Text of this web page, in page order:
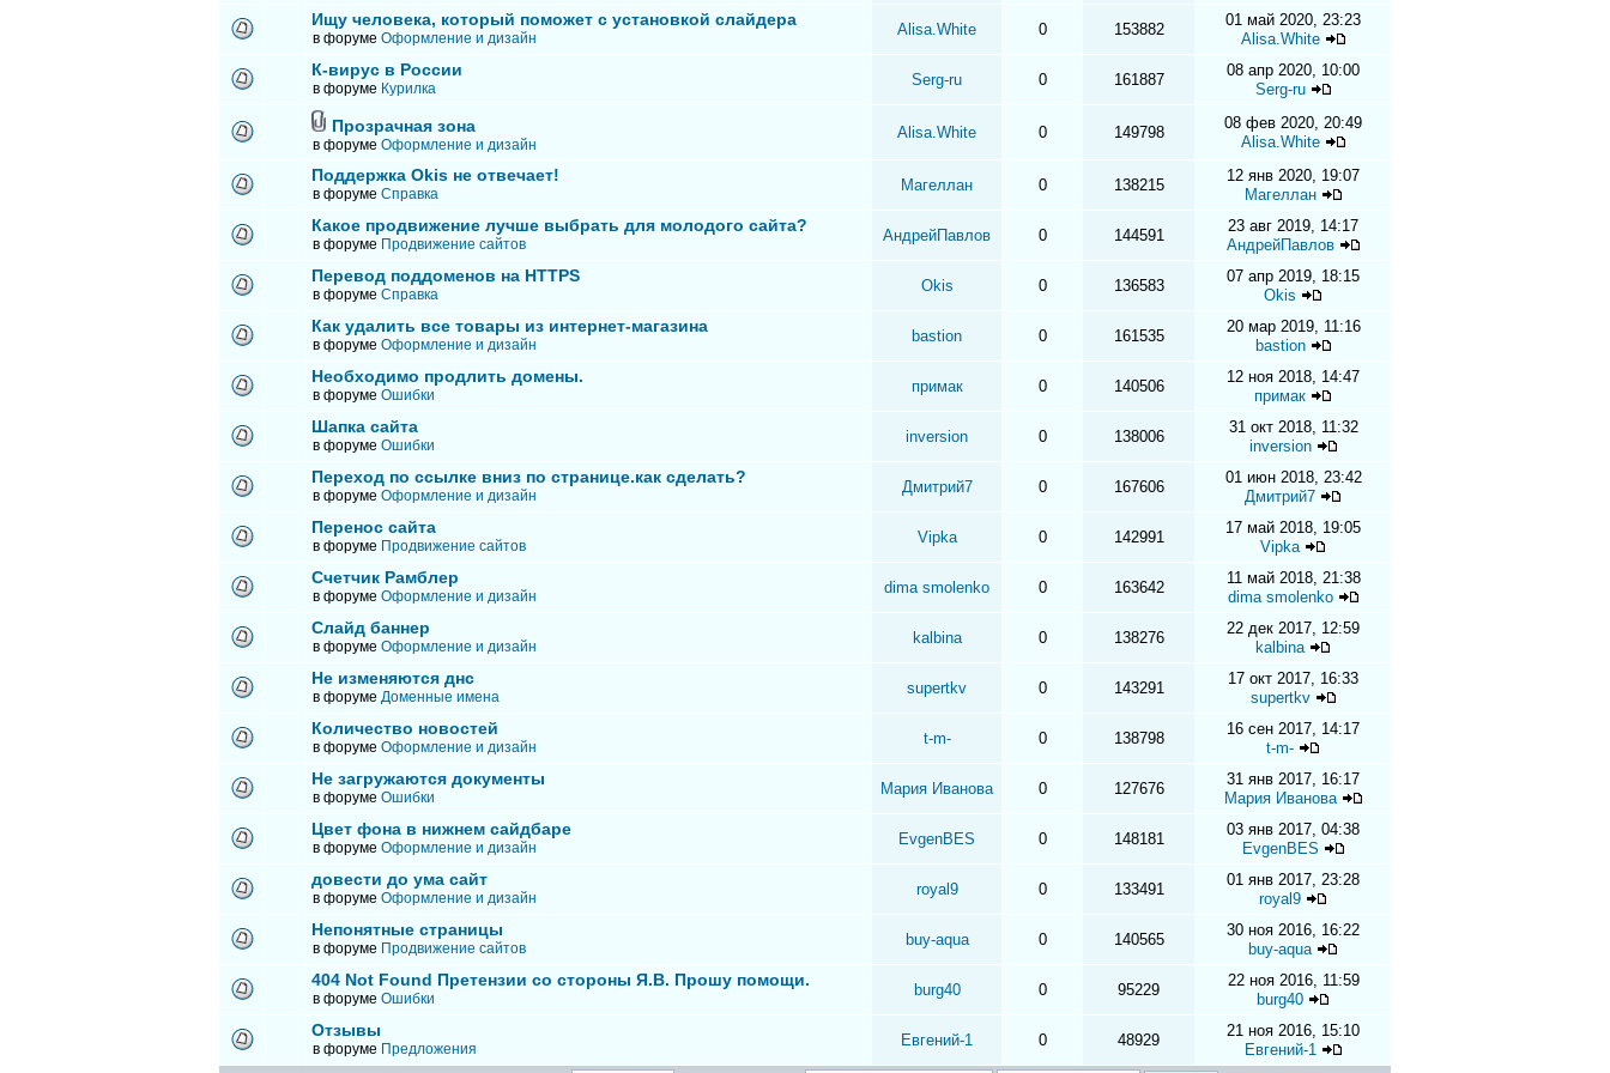
Ищу человека, который поможет с установкой слайдера
в форуме Оформление и дизайн Alisa.White 0 153882
01 май 2020, 23:23
Alisa.White
К-вирус в России
в форуме Курилка Serg-ru 0 161887
08 апр 2020, 10:00
Serg-ru
Прозрачная зона
в форуме Оформление и дизайн
Alisa.White 0 149798
08 фев 2020, 20:49
Alisa.White
Поддержка Okis не отвечает!
в форуме Справка Магеллан 0 138215
12 янв 2020, 19:07
Магеллан
Какое продвижение лучше выбрать для молодого сайта?
в форуме Продвижение сайтов АндрейПавлов 0 144591
23 авг 2019, 14:17
АндрейПавлов
Перевод поддоменов на HTTPS
в форуме Справка Okis 0 136583
07 апр 2019, 18:15
Okis
Как удалить все товары из интернет-магазина
в форуме Оформление и дизайн bastion 0 161535
20 мар 2019, 11:16
bastion
Необходимо продлить домены.
в форуме Ошибки примак 0 140506
12 ноя 2018, 14:47
примак
Шапка сайта
в форуме Ошибки inversion 0 138006
31 окт 2018, 11:32
inversion
Переход по ссылке вниз по странице.как сделать?
в форуме Оформление и дизайн Дмитрий7 0 167606
01 июн 2018, 23:42
Дмитрий7
Перенос сайта
в форуме Продвижение сайтов Vipka 0 142991
17 май 2018, 19:05
Vipka
Счетчик Рамблер
в форуме Оформление и дизайн dima smolenko 0 163642
11 май 2018, 21:38
dima smolenko
Слайд баннер
в форуме Оформление и дизайн kalbina 0 138276
22 дек 2017, 12:59
kalbina
Не изменяются днс
в форуме Доменные имена supertkv 0 143291
17 окт 2017, 16:33
supertkv
Количество новостей
в форуме Оформление и дизайн t-m- 0 138798
16 сен 2017, 14:17
t-m-
Не загружаются документы
в форуме Ошибки Мария Иванова 0 127676
31 янв 2017, 16:17
Мария Иванова
Цвет фона в нижнем сайдбаре
в форуме Оформление и дизайн EvgenBES 0 148181
03 янв 2017, 04:38
EvgenBES
довести до ума сайт
в форуме Оформление и дизайн royal9 0 133491
01 янв 2017, 23:28
royal9
Непонятные страницы
в форуме Продвижение сайтов buy-aqua 0 140565
30 ноя 2016, 16:22
buy-aqua
404 Not Found Претензии со стороны Я.В. Прошу помощи.
в форуме Ошибки burg40 0 95229
22 ноя 2016, 11:59
burg40
Отзывы
в форуме Предложения Евгений-1 0 48929
21 ноя 2016, 15:10
Евгений-1